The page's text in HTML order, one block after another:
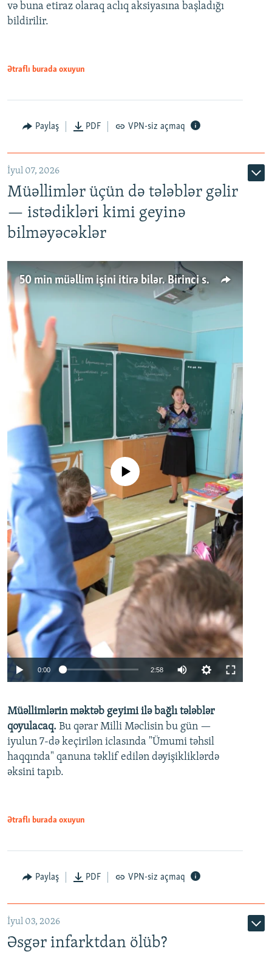
1080p
və buna etiraz olaraq aclıq aksiyasına başladığı
bildirilir.
Ətraflı burada oxuyun
Paylaş PDF VPN-siz açmaq
İyul 07, 2026
Müəllimlər üçün də tələblər gəlir
— istədikləri kimi geyinə
bilməyəcəklər
50 min müəllim işini itirə bilər. Birinci sinfə gedənlər azalır
Auto 240p 360p 480p
720p 1080p
No media source currently available
0:00 2:58
360p
480p
720p
Müəllimlərin məktəb geyimi ilə bağlı tələblər
qoyulacaq. Bu qərar Milli Məclisin bu gün —
iyulun 7-də keçirilən iclasında "Ümumi təhsil
haqqında" qanuna təklif edilən dəyişikliklərdə
əksini tapıb.
Ətraflı burada oxuyun
Paylaş PDF VPN-siz açmaq
İyul 03, 2026
Əsgər infarktdan ölüb?